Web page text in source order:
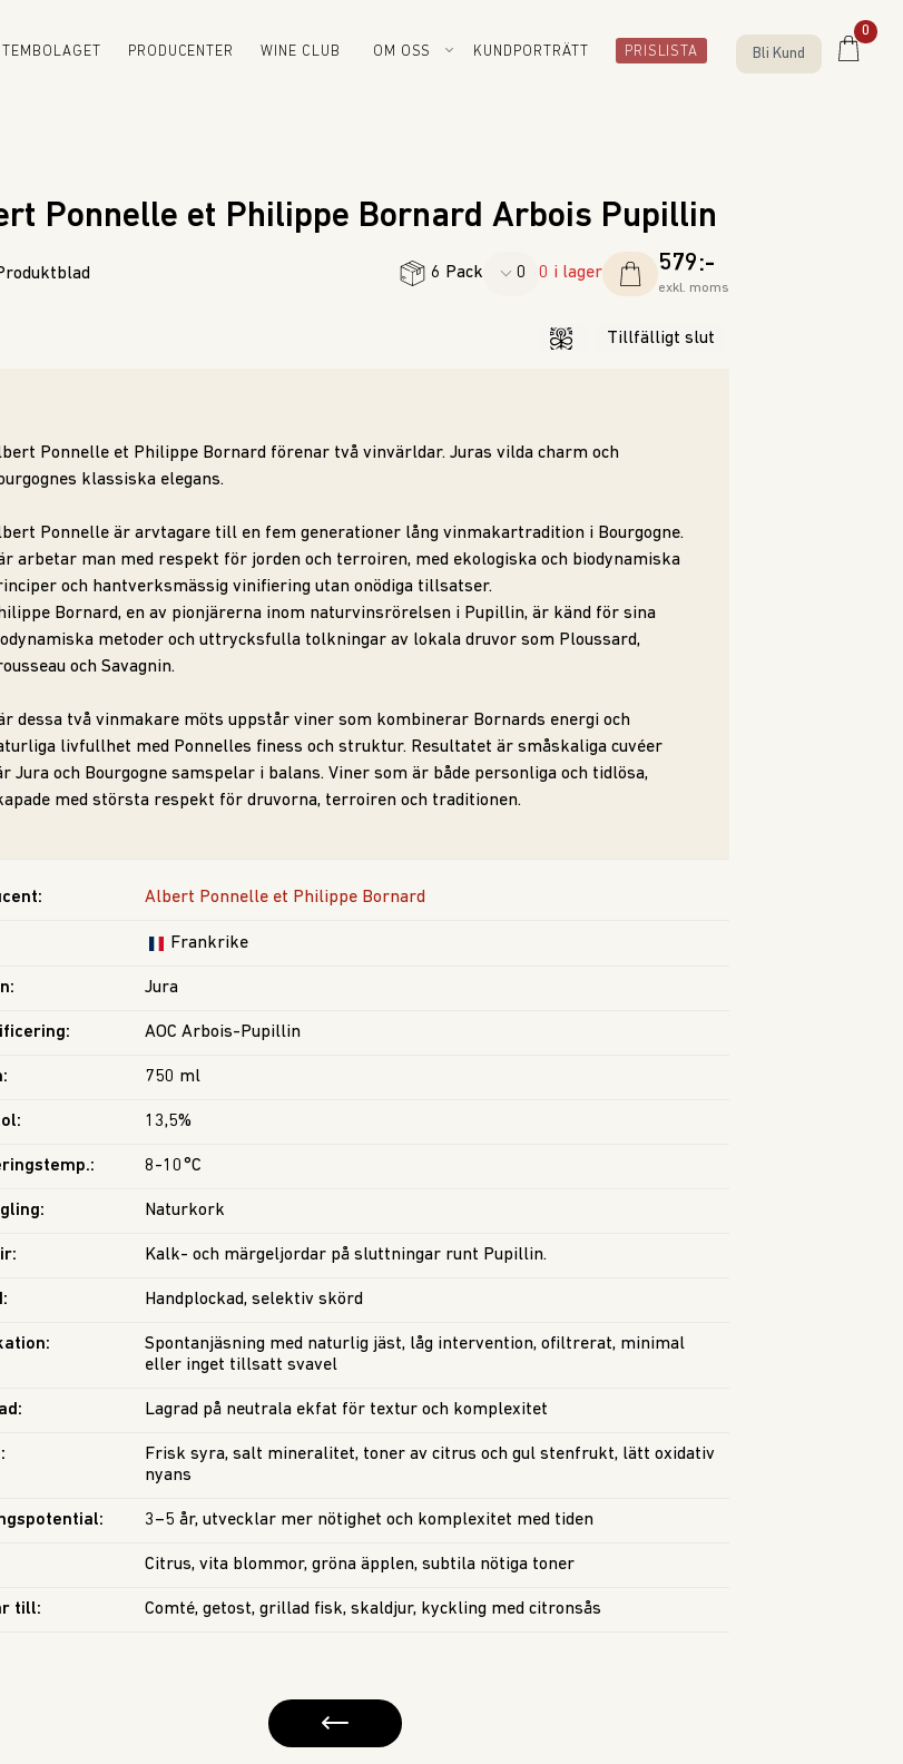
PRODUCENTER WINE CLUB OM OSS KUNDPORTRÄTT PRISLISTA Bli Kund
0
Ponnelle et Philippe Bornard Arbois Pupillin
579:-
exkl. moms
6 Pack 0 i lager
Tillfälligt slut
Ponnelle et Philippe Bornard förenar två vinvärldar. Juras vilda charm och
klassiska elegans.
Ponnelle är arvtagare till en fem generationer lång vinmakartradition i Bourgogne.
arbetar man med respekt för jorden och terroiren, med ekologiska och biodynamiska
och hantverksmässig vinifiering utan onödiga tillsatser.
Bornard, en av pionjärerna inom naturvinsrörelsen i Pupillin, är känd för sina
metoder och uttrycksfulla tolkningar av lokala druvor som Ploussard,
och Savagnin.
dessa två vinmakare möts uppstår viner som kombinerar Bornards energi och
livfullhet med Ponnelles finess och struktur. Resultatet är småskaliga cuvéer
Jura och Bourgogne samspelar i balans. Viner som är både personliga och tidlösa,
med största respekt för druvorna, terroiren och traditionen.
: Albert Ponnelle et Philippe Bornard
Frankrike
: Jura
: AOC Arbois-Pupillin
: 750 ml
: 13,5%
: 8-10°C
: Naturkork
: Kalk- och märgeljordar på sluttningar runt Pupillin.
: Handplockad, selektiv skörd
:
Spontanjäsning med naturlig jäst, låg intervention, ofiltrerat, minimal
eller inget tillsatt svavel
: Lagrad på neutrala ekfat för textur och komplexitet
Citrus, vita blommor, gröna äpplen, subtila nötiga toner
:
Frisk syra, salt mineralitet, toner av citrus och gul stenfrukt, lätt oxidativ
nyans
till: Comté, getost, grillad fisk, skaldjur, kyckling med citronsås
: 3–5 år, utvecklar mer nötighet och komplexitet med tiden